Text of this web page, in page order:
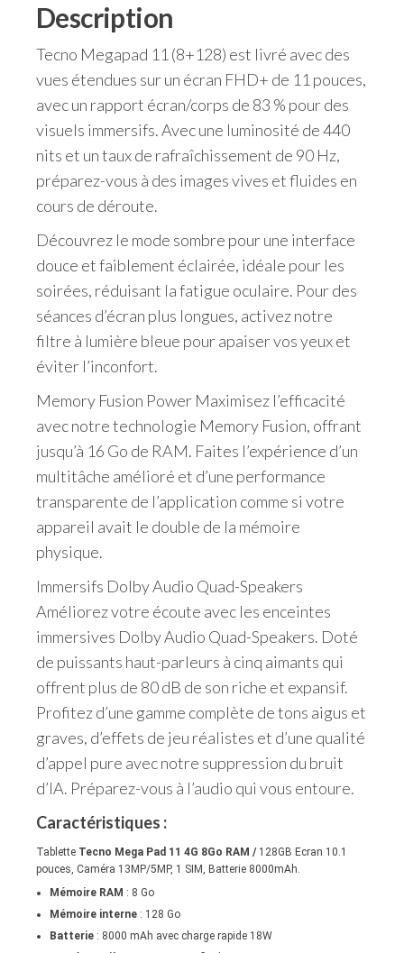
Description
Tecno Megapad 11 (8+128) est livré avec des
vues étendues sur un écran FHD+ de 11 pouces,
avec un rapport écran/corps de 83 % pour des
visuels immersifs. Avec une luminosité de 440
nits et un taux de rafraîchissement de 90 Hz,
préparez-vous à des images vives et fluides en
cours de déroute.
Découvrez le mode sombre pour une interface
douce et faiblement éclairée, idéale pour les
soirées, réduisant la fatigue oculaire. Pour des
séances d’écran plus longues, activez notre
filtre à lumière bleue pour apaiser vos yeux et
éviter l’inconfort.
Memory Fusion Power Maximisez l’efficacité
avec notre technologie Memory Fusion, offrant
jusqu’à 16 Go de RAM. Faites l’expérience d’un
multitâche amélioré et d’une performance
transparente de l’application comme si votre
appareil avait le double de la mémoire
physique.
Immersifs Dolby Audio Quad-Speakers
Améliorez votre écoute avec les enceintes
immersives Dolby Audio Quad-Speakers. Doté
de puissants haut-parleurs à cinq aimants qui
offrent plus de 80 dB de son riche et expansif.
Profitez d’une gamme complète de tons aigus et
graves, d’effets de jeu réalistes et d’une qualité
d’appel pure avec notre suppression du bruit
d’IA. Préparez-vous à l’audio qui vous entoure.
Caractéristiques :
Tablette Tecno Mega Pad 11 4G 8Go RAM /128GB Ecran 10.1
pouces, Caméra 13MP/5MP, 1 SIM, Batterie 8000mAh.
Mémoire RAM : 8 Go
Mémoire interne : 128 Go
Batterie : 8000 mAh avec charge rapide 18W